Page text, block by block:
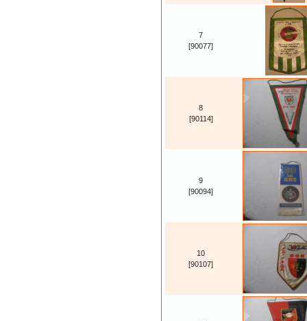
7
[90077]
8
[90114]
9
[90094]
10
[90107]